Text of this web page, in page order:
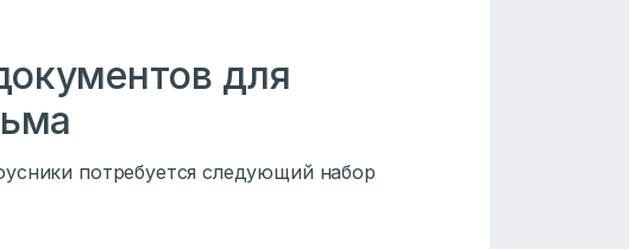
для
потребуется следующий набор